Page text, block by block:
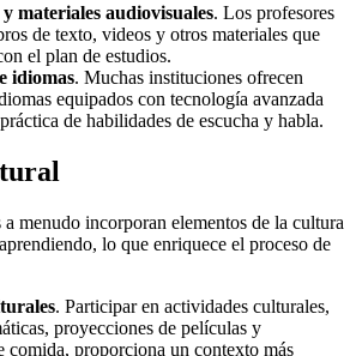
materiales audiovisuales. Los profesores
de texto, videos y otros materiales que
el plan de estudios.
idiomas. Muchas instituciones ofrecen
equipados con tecnología avanzada
de habilidades de escucha y habla.
a menudo incorporan elementos de la cultura
lo que enriquece el proceso de
. Participar en actividades culturales,
proyecciones de películas y
comida, proporciona un contexto más